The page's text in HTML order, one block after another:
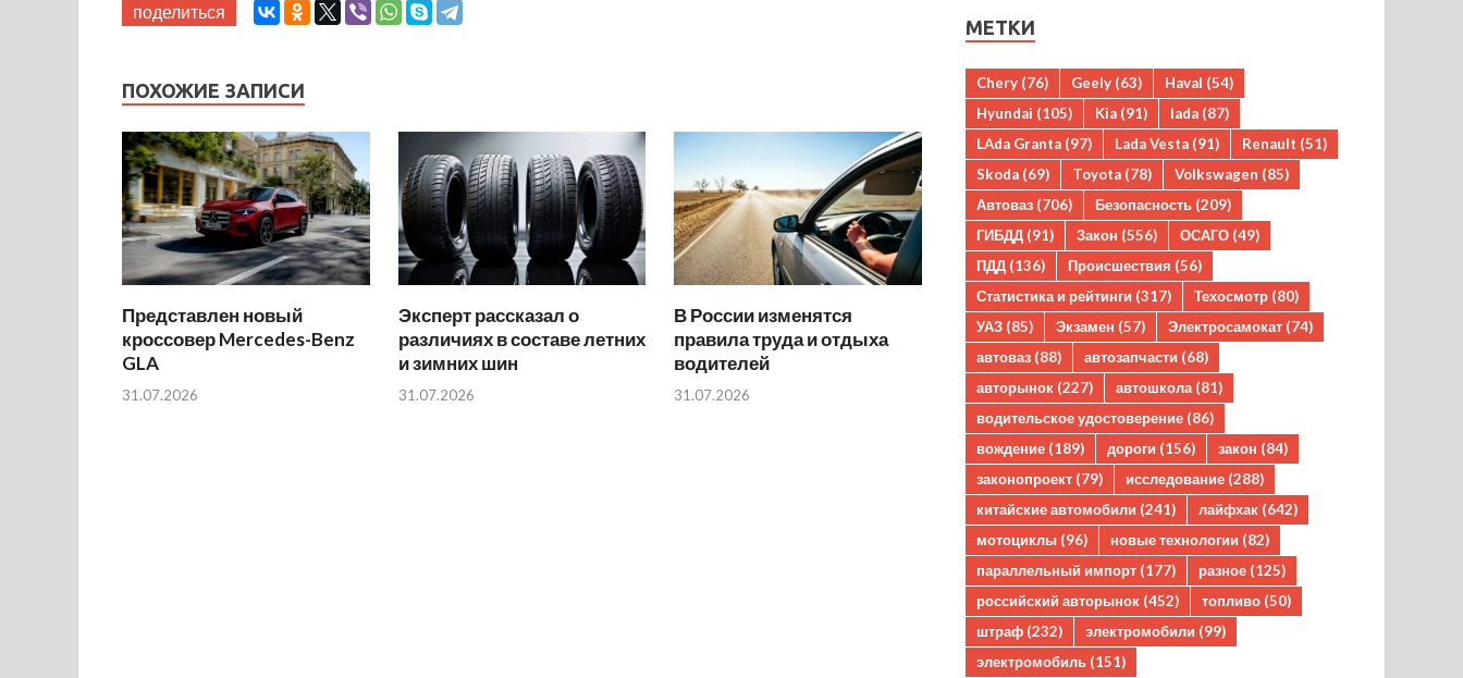
поделиться
ПОХОЖИЕ ЗАПИСИ
Представлен новый
кроссовер Mercedes-Benz
GLA
31.07.2026
Эксперт рассказал о
различиях в составе летних
и зимних шин
31.07.2026
В России изменятся
правила труда и отдыха
водителей
31.07.2026
МЕТКИ
Chery (76) Geely (63) Haval (54)
Hyundai (105) Kia (91) lada (87)
LAda Granta (97) Lada Vesta (91) Renault (51)
Skoda (69) Toyota (78) Volkswagen (85)
Автоваз (706) Безопасность (209)
ГИБДД (91) Закон (556) ОСАГО (49)
ПДД (136) Происшествия (56)
Статистика и рейтинги (317) Техосмотр (80)
УАЗ (85) Экзамен (57) Электросамокат (74)
автоваз (88) автозапчасти (68)
авторынок (227) автошкола (81)
водительское удостоверение (86)
вождение (189) дороги (156) закон (84)
законопроект (79) исследование (288)
китайские автомобили (241) лайфхак (642)
мотоциклы (96) новые технологии (82)
параллельный импорт (177) разное (125)
российский авторынок (452) топливо (50)
штраф (232) электромобили (99)
электромобиль (151)